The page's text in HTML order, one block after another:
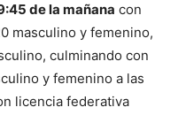
de la mañana con
masculino y femenino,
culminando con
y femenino a las
licencia federativa